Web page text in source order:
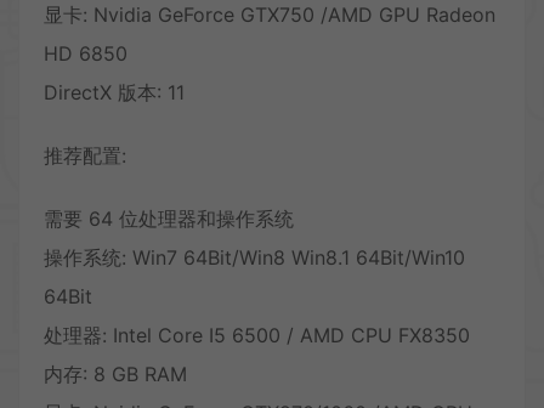
显卡: Nvidia GeForce GTX750 /AMD GPU Radeon
HD 6850
DirectX 版本: 11
推荐配置:
需要 64 位处理器和操作系统
操作系统: Win7 64Bit/Win8 Win8.1 64Bit/Win10
64Bit
处理器: Intel Core I5 6500 / AMD CPU FX8350
内存: 8 GB RAM